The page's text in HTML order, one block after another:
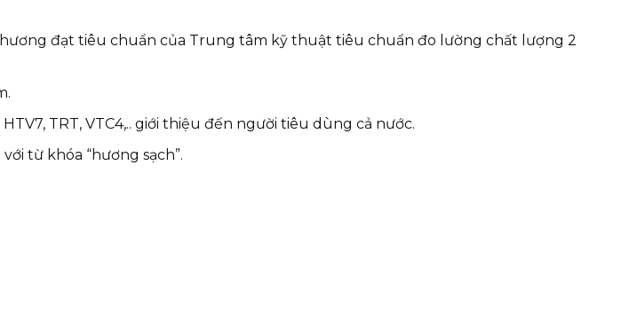
đạt tiêu chuẩn của Trung tâm kỹ thuật tiêu chuẩn đo lường chất lượng 2
TRT, VTC4,.. giới thiệu đến người tiêu dùng cả nước.
từ khóa “hương sạch”.